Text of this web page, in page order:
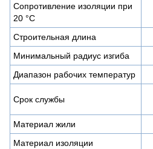
Сопротивление изоляции при
20 °С
Строительная длина
Минимальный радиус изгиба
Диапазон рабочих температур
Срок службы
Материал жили
Материал изоляции